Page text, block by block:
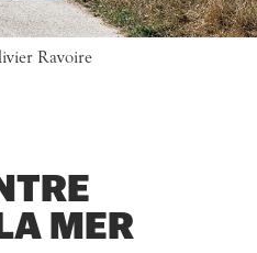
Ravoire
MER